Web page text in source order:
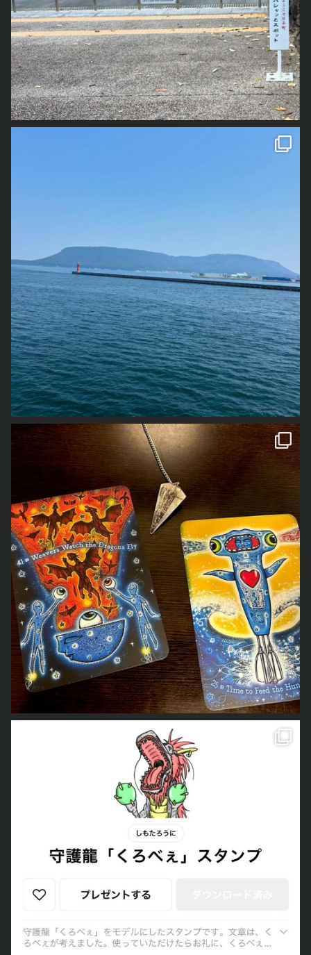
のLINEスタンプが完成しました
本当は